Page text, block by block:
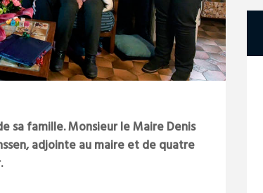
sa famille. Monsieur le Maire Denis
adjointe au maire et de quatre